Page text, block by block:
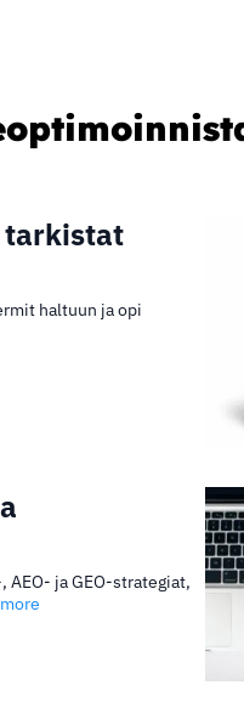
tarkistat
haltuun ja opi
AEO- ja GEO-strategiat,